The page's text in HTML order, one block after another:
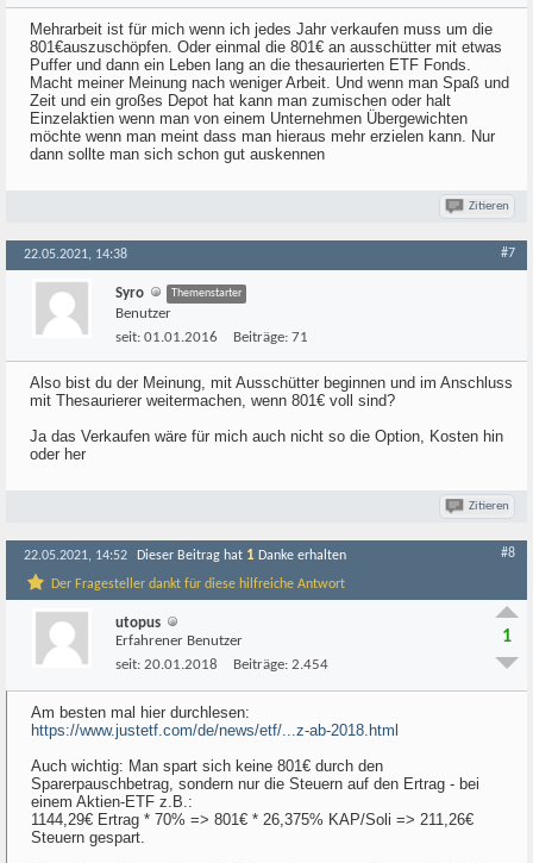
Mehrarbeit ist für mich wenn ich jedes Jahr verkaufen muss um die
801€auszuschöpfen. Oder einmal die 801€ an ausschütter mit etwas
Puffer und dann ein Leben lang an die thesaurierten ETF Fonds.
Macht meiner Meinung nach weniger Arbeit. Und wenn man Spaß und
Zeit und ein großes Depot hat kann man zumischen oder halt
Einzelaktien wenn man von einem Unternehmen Übergewichten
möchte wenn man meint dass man hieraus mehr erzielen kann. Nur
dann sollte man sich schon gut auskennen
Zitieren
22.05.2021, 14:38 #7
Syro Themenstarter
Benutzer
seit: 01.01.2016 Beiträge: 71
Also bist du der Meinung, mit Ausschütter beginnen und im Anschluss
mit Thesaurierer weitermachen, wenn 801€ voll sind?
Ja das Verkaufen wäre für mich auch nicht so die Option, Kosten hin
oder her
Zitieren
22.05.2021, 14:52 Dieser Beitrag hat 1 Danke erhalten
Der Fragesteller dankt für diese hilfreiche Antwort
#8
utopus
Erfahrener Benutzer
seit: 20.01.2018 Beiträge: 2.454
1
Am besten mal hier durchlesen:
https://www.justetf.com/de/news/etf/...z-ab-2018.html
Auch wichtig: Man spart sich keine 801€ durch den
Sparerpauschbetrag, sondern nur die Steuern auf den Ertrag - bei
einem Aktien-ETF z.B.:
1144,29€ Ertrag * 70% => 801€ * 26,375% KAP/Soli => 211,26€
Steuern gespart.